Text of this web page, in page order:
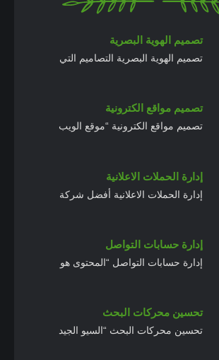
تصميم الهوية البصرية
تصميم الهوية البصرية التصاميم التي
تصميم مواقع الكترونية
تصميم مواقع الكترونية “موقع الويب
إدارة الحملات الاعلانية
إدارة الحملات الاعلانية أفضل شركة
إدارة حسابات التواصل
إدارة حسابات التواصل “المحتوى هو
تحسين محركات البحث
تحسين محركات البحث “السيو الجيد